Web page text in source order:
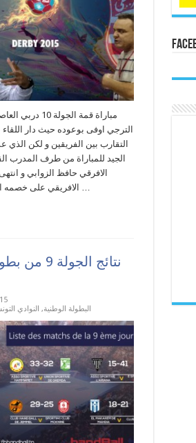
مباراة قمة
الترجي اوفى بوعوده حيث دار
التقارب بين الفريقين و لكن الذي
الجيد للمباراة من طرف المدرب
الافرقي حافظ الزوابي و
الافريقي على خصمه الأزلي الترجي على …
نتائج
البطولة الوطنية, النوادي